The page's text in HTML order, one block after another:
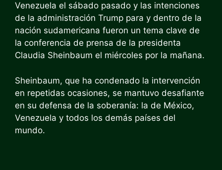
Venezuela el sábado pasado y las intenciones
de la administración Trump para y dentro de la
nación sudamericana fueron un tema clave de
la conferencia de prensa de la presidenta
Claudia Sheinbaum el miércoles por la mañana.
Sheinbaum, que ha condenado la intervención
en repetidas ocasiones, se mantuvo desafiante
en su defensa de la soberanía: la de México,
Venezuela y todos los demás países del
mundo.